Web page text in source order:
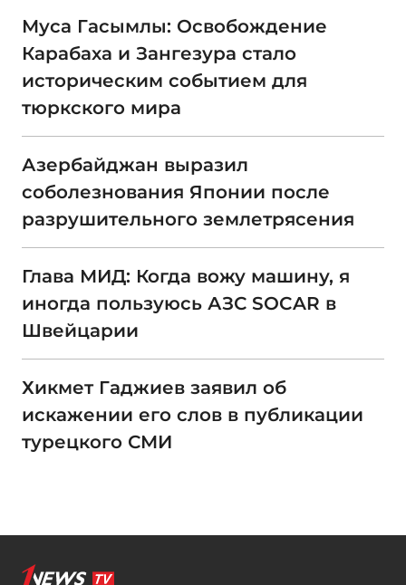
Муса Гасымлы: Освобождение
Карабаха и Зангезура стало
историческим событием для
тюркского мира
Азербайджан выразил
соболезнования Японии после
разрушительного землетрясения
Глава МИД: Когда вожу машину, я
иногда пользуюсь АЗС SOCAR в
Швейцарии
Хикмет Гаджиев заявил об
искажении его слов в публикации
турецкого СМИ